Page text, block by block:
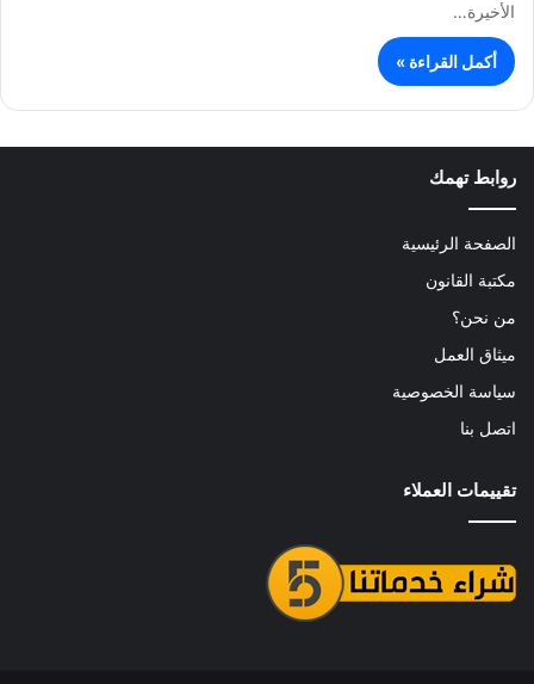
الأخيرة…
أكمل القراءة »
روابط تهمك
الصفحة الرئيسية
مكتبة القانون
من نحن؟
ميثاق العمل
سياسة الخصوصية
اتصل بنا
تقييمات العملاء